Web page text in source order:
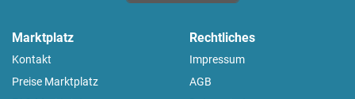
Marktplatz
Kontakt
Preise Marktplatz
Rechtliches
Impressum
AGB